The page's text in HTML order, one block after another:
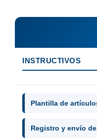
INSTRUCTIVOS
Plantilla de
Registro y envío